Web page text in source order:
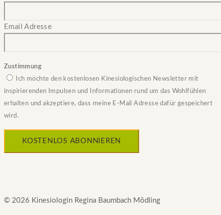
Email Adresse
Zustimmung
Ich möchte den kostenlosen Kinesiologischen Newsletter mit
inspirierenden Impulsen und Informationen rund um das Wohlfühlen
erhalten und akzeptiere, dass meine E-Mail Adresse dafür gespeichert
wird.
© 2026 Kinesiologin Regina Baumbach Mödling